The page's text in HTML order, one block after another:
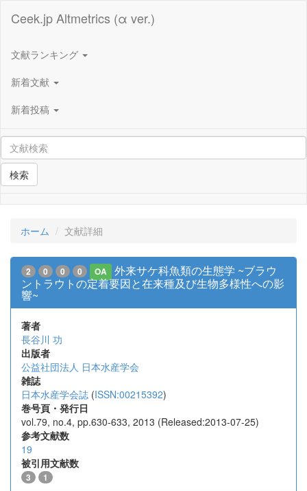
Ceek.jp Altmetrics (α ver.)
文献ランキング
新着文献
新着投稿
検索
ホーム 文献詳細
2 0 0 0 OA
外来サケ科魚類の生態学 ~ブラウ
ントラウトの定着要因と在来種及び生物多様性への影
響~
著者
長谷川 功
出版者
公益社団法人 日本水産学会
雑誌
日本水産学会誌 (ISSN:00215392)
巻号頁・発行日
vol.79, no.4, pp.630-633, 2013 (Released:2013-07-25)
参考文献数
19
被引用文献数
3 1